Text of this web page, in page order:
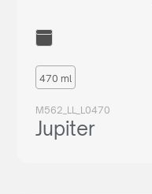
470 ml
M562_LL_L0470
Jupiter